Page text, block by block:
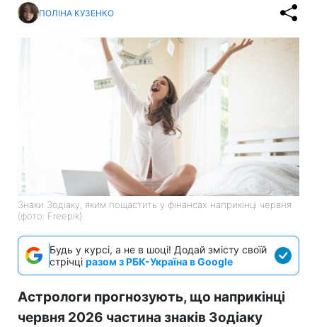
ПОЛІНА КУЗЕНКО
Знаки Зодіаку, яким пощастить у фінансах наприкінці червня
(фото: Freepik)
Будь у курсі, а не в шоці! Додай змісту своїй
стрічці разом з РБК-Україна в Google
Астрологи прогнозують, що наприкінці
червня 2026 частина знаків Зодіаку